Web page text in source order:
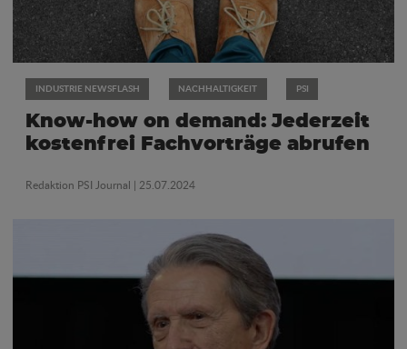
INDUSTRIE NEWSFLASH NACHHALTIGKEIT PSI
Know-how on demand: Jederzeit
kostenfrei Fachvorträge abrufen
Redaktion PSI Journal | 25.07.2024